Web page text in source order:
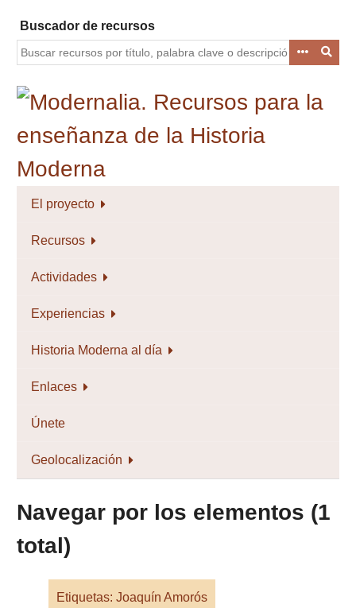
contenido
principal
Buscador de recursos
El proyecto
Recursos
Actividades
Experiencias
Historia Moderna al día
Enlaces
Únete
Geolocalización
Navegar por los elementos (1
total)
Etiquetas: Joaquín Amorós